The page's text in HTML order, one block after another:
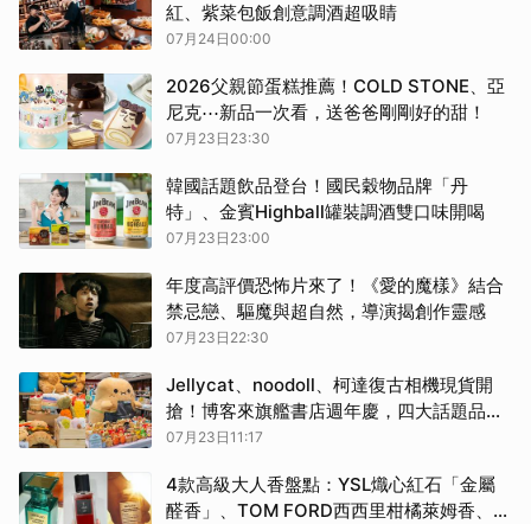
紅、紫菜包飯創意調酒超吸睛
07月24日00:00
2026父親節蛋糕推薦！COLD STONE、亞
尼克⋯新品一次看，送爸爸剛剛好的甜！
07月23日23:30
韓國話題飲品登台！國民穀物品牌「丹
特」、金賓Highball罐裝調酒雙口味開喝
07月23日23:00
年度高評價恐怖片來了！《愛的魔樣》結合
禁忌戀、驅魔與超自然，導演揭創作靈感
07月23日22:30
Jellycat、noodoll、柯達復古相機現貨開
搶！博客來旗艦書店週年慶，四大話題品牌
夢幻進駐
07月23日11:17
4款高級大人香盤點：YSL熾心紅石「金屬
醛香」、TOM FORD西西里柑橘萊姆香、